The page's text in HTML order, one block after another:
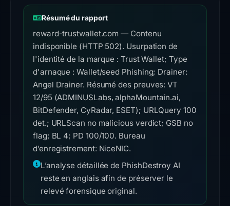
Résumé du rapport
reward-trustwallet.com — Contenu
indisponible (HTTP 502). Usurpation de
l'identité de la marque : Trust Wallet; Type
d'arnaque : Wallet/seed Phishing; Drainer:
Angel Drainer. Résumé des preuves: VT
12/95 (ADMINUSLabs, alphaMountain.ai,
BitDefender, CyRadar, ESET); URLQuery 100
det.; URLScan no malicious verdict; GSB no
flag; BL 4; PD 100/100. Bureau
d’enregistrement: NiceNIC.
L’analyse détaillée de PhishDestroy AI
reste en anglais afin de préserver le
relevé forensique original.